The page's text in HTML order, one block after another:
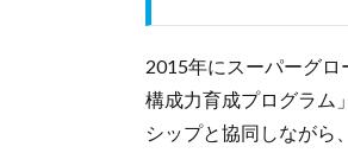
2015年にスーパーグ
構成力育成プログラム
シップと協同しながら